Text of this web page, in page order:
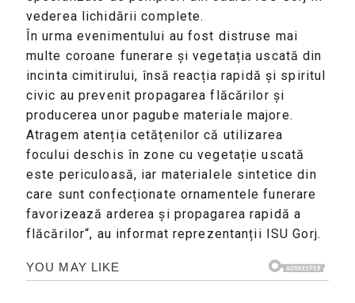
vederea lichidării complete.
În urma evenimentului au fost distruse mai
multe coroane funerare și vegetația uscată din
incinta cimitirului, însă reacția rapidă și spiritul
civic au prevenit propagarea flăcărilor și
producerea unor pagube materiale majore.
Atragem atenția cetățenilor că utilizarea
focului deschis în zone cu vegetație uscată
este periculoasă, iar materialele sintetice din
care sunt confecționate ornamentele funerare
favorizează arderea și propagarea rapidă a
flăcărilor“, au informat reprezentanții ISU Gorj.